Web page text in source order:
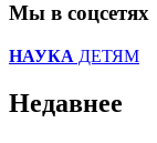
Мы в соцсетях
НАУКА ДЕТЯМ
Недавнее